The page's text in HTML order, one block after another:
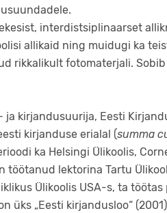
interdistsiplinaarset
allikaid ning muidugi ka
rikkalikult fotomaterjali.
kirjandusuurija, Eesti
kirjanduse erialal (summa
ka Helsingi Ülikoolis,
töötanud lektorina Tartu
Ülikoolis USA-s, ta
üks „Eesti kirjandusloo“